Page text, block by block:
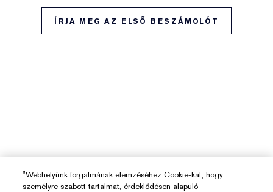
ÍRJA MEG AZ ELSŐ BESZÁMOLÓT
"Webhelyünk forgalmának elemzéséhez Cookie-kat, hogy
személyre szabott tartalmat, érdeklődésen alapuló